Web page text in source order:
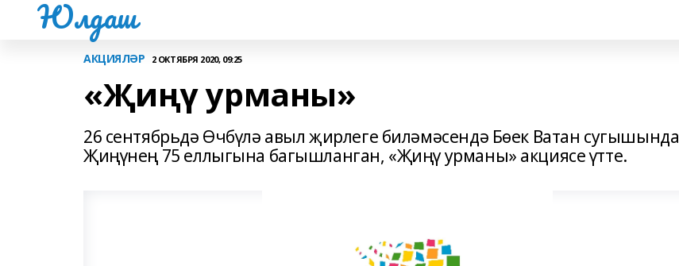
Юлдаш
АКЦИЯЛӘР 2 ОКТЯБРЯ 2020, 09:25
«Җиңү урманы»
26 сентябрьдә Өчбүлә авыл җирлеге биләмәсендә Бөек Ватан сугышында
Җиңүнең 75 еллыгына багышланган, «Җиңү урманы» акциясе үтте.